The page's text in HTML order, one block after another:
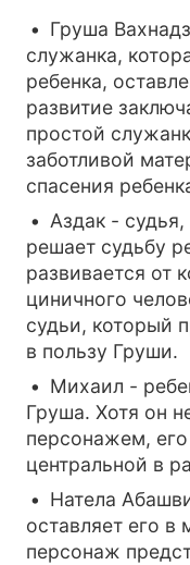
Груша
служанка,
ребенка,
развитие
простой
заботливой
спасения
Аздак -
решает судьбу
развивается от
циничного
судьи, который
в пользу Груши.
Михаил -
Груша. Хотя он
персонажем, его
центральной в
Натела
оставляет его в
персонаж